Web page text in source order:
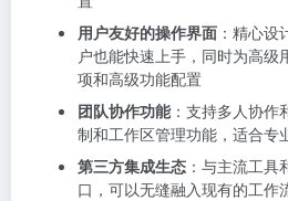
用户友好的操作界面 ：精心
户也能快速上手，同时为高
项和高级功能配置
团队协作功能：支持多人协作
制和工作区管理功能，适合专
第三方集成生态 ：与主流工
口，可以无缝融入现有的工作